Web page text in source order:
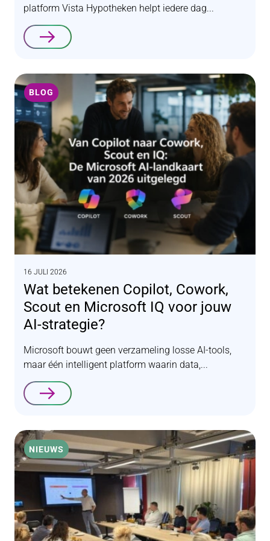
platform Vista Hypotheken helpt iedere dag...
Lees verder
BLOG
16 JULI 2026
Wat betekenen Copilot, Cowork,
Scout en Microsoft IQ voor jouw
AI-strategie?
Microsoft bouwt geen verzameling losse AI-tools,
maar één intelligent platform waarin data,...
Lees verder
NIEUWS